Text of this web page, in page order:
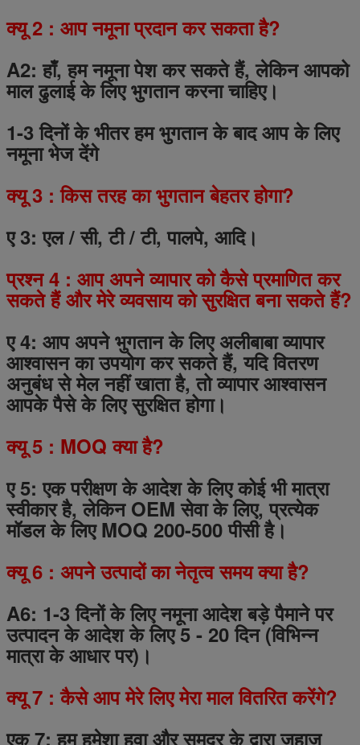
क्यू 2 : आप नमूना प्रदान कर सकता है?
A2: हाँ, हम नमूना पेश कर सकते हैं, लेकिन आपको
माल ढुलाई के लिए भुगतान करना चाहिए।
1-3 दिनों के भीतर हम भुगतान के बाद आप के लिए
नमूना भेज देंगे
क्यू 3 : किस तरह का भुगतान बेहतर होगा?
ए 3: एल / सी, टी / टी, पालपे, आदि।
प्रश्न 4 : आप अपने व्यापार को कैसे प्रमाणित कर
सकते हैं और मेरे व्यवसाय को सुरक्षित बना सकते हैं?
ए 4: आप अपने भुगतान के लिए अलीबाबा व्यापार
आश्वासन का उपयोग कर सकते हैं, यदि वितरण
अनुबंध से मेल नहीं खाता है, तो व्यापार आश्वासन
आपके पैसे के लिए सुरक्षित होगा।
क्यू 5 : MOQ क्या है?
ए 5: एक परीक्षण के आदेश के लिए कोई भी मात्रा
स्वीकार है, लेकिन OEM सेवा के लिए, प्रत्येक
मॉडल के लिए MOQ 200-500 पीसी है।
क्यू 6 : अपने उत्पादों का नेतृत्व समय क्या है?
A6: 1-3 दिनों के लिए नमूना आदेश बड़े पैमाने पर
उत्पादन के आदेश के लिए 5 - 20 दिन (विभिन्न
मात्रा के आधार पर)।
क्यू 7 : कैसे आप मेरे लिए मेरा माल वितरित करेंगे?
एक 7: हम हमेशा हवा और समुद्र के द्वारा जहाज